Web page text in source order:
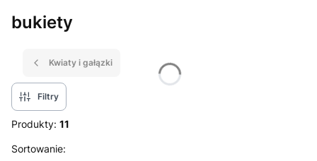
bukiety
Kwiaty i gałązki
Filtry
Produkty: 11
Lista produktów
Sortowanie: